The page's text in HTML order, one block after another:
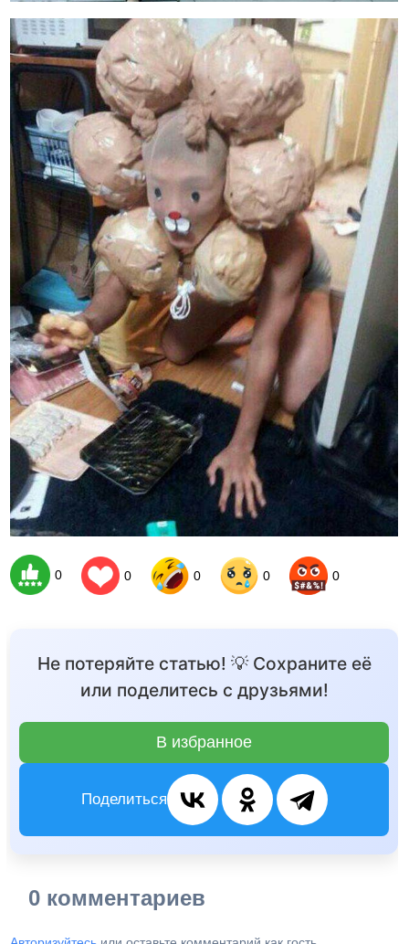
0 0 0 0 0
Не потеряйте статью! 💡 Сохраните её
или поделитесь с друзьями!
В избранное
Поделиться
0 комментариев